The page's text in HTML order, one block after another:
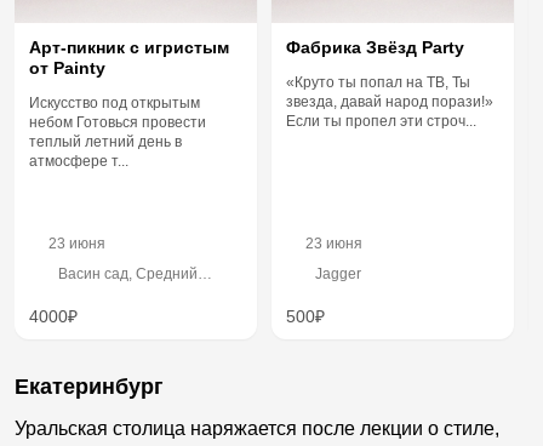
Арт-пикник с игристым
от Painty
Искусство под открытым
небом Готовься провести
теплый летний день в
атмосфере т...
23 июня
Васин сад, Средний
4000₽
Фабрика Звёзд Party
«Круто ты попал на ТВ, Ты
звезда, давай народ порази!»
Если ты пропел эти строч...
23 июня
Jagger
500₽
Екатеринбург
Уральская столица наряжается после лекции о стиле,